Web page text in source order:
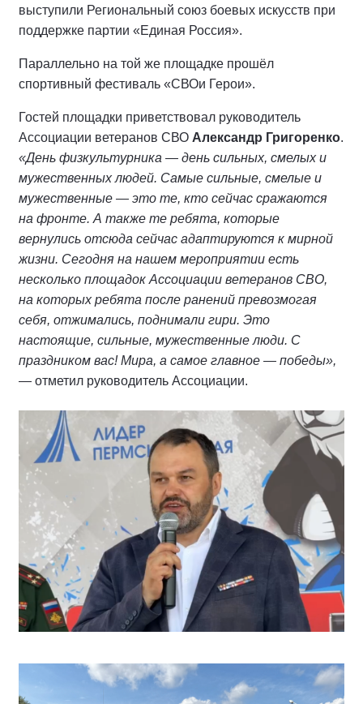
выступили Региональный союз боевых искусств при
поддержке партии «Единая Россия».
Параллельно на той же площадке прошёл
спортивный фестиваль «СВОи Герои».
Гостей площадки приветствовал руководитель
Ассоциации ветеранов СВО Александр Григоренко.
«День физкультурника — день сильных, смелых и
мужественных людей. Самые сильные, смелые и
мужественные — это те, кто сейчас сражаются
на фронте. А также те ребята, которые
вернулись отсюда сейчас адаптируются к мирной
жизни. Сегодня на нашем мероприятии есть
несколько площадок Ассоциации ветеранов СВО,
на которых ребята после ранений превозмогая
себя, отжимались, поднимали гири. Это
настоящие, сильные, мужественные люди. С
праздником вас! Мира, а самое главное — победы»,
— отметил руководитель Ассоциации.